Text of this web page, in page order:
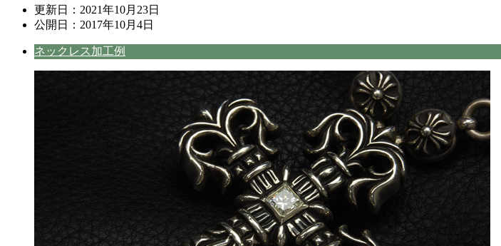
更新日： 2021年10月23日
公開日： 2017年10月4日
ネックレス加工例